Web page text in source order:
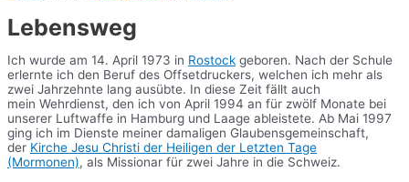
Lebensweg
Ich wurde am 14. April 1973 in Rostock geboren. Nach der Schule
erlernte ich den Beruf des Offsetdruckers, welchen ich mehr als
zwei Jahrzehnte lang ausübte. In diese Zeit fällt auch
mein Wehrdienst, den ich von April 1994 an für zwölf Monate bei
unserer Luftwaffe in Hamburg und Laage ableistete. Ab Mai 1997
ging ich im Dienste meiner damaligen Glaubensgemeinschaft,
der Kirche Jesu Christi der Heiligen der Letzten Tage
(Mormonen), als Missionar für zwei Jahre in die Schweiz.